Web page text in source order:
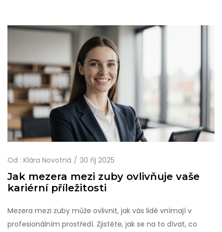
Od : Klára Novotná 30 říj 2025
Jak mezera mezi zuby ovlivňuje vaše
kariérní příležitosti
Mezera mezi zuby může ovlivnit, jak vás lidé vnímají v
profesionálním prostředí. Zjistěte, jak se na to dívat, co